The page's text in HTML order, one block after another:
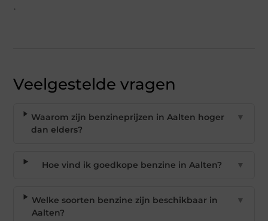
.
Veelgestelde vragen
Waarom zijn benzineprijzen in Aalten hoger
dan elders?
▼
Hoe vind ik goedkope benzine in Aalten? ▼
Welke soorten benzine zijn beschikbaar in
Aalten?
▼